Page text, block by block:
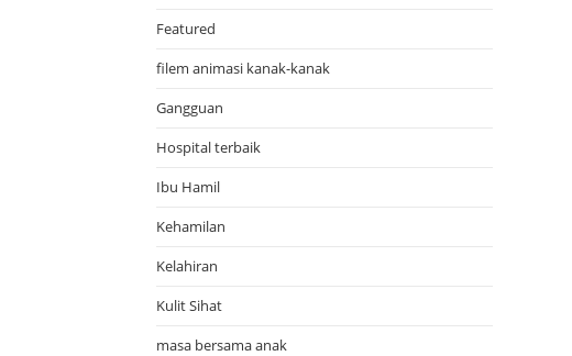
Featured
filem animasi kanak-kanak
Gangguan
Hospital terbaik
Ibu Hamil
Kehamilan
Kelahiran
Kulit Sihat
masa bersama anak